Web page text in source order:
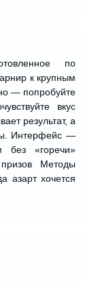
по
к крупным
— попробуйте
вкус
результат, а
Интерфейс —
без «горечи»
Методы
азарт хочется